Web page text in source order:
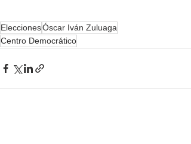
EleccionesÓscar Iván Zuluaga
Centro Democrático